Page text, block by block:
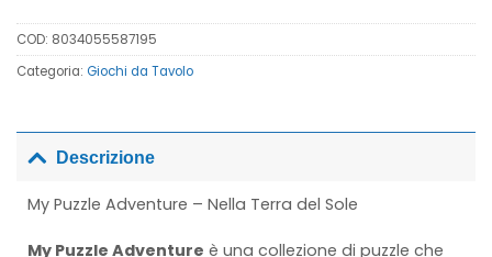
COD: 8034055587195
Categoria: Giochi da Tavolo
Descrizione
My Puzzle Adventure – Nella Terra del Sole
My Puzzle Adventure è una collezione di puzzle che